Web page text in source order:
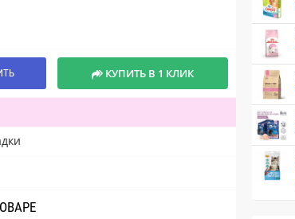
КУПИТЬ В 1 КЛИК